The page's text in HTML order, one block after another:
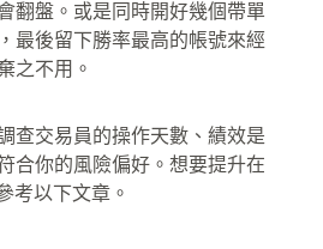
翻盤。或是同時開好幾個帶單
最後留下勝率最高的帳號來經
之不用。
查交易員的操作天數、績效是
合你的風險偏好。想要提升在
考以下文章。